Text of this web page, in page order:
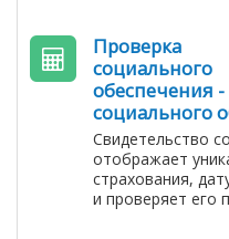
Проверка
социального
обеспечения
социального
Свидетельство
отображает
страхования,
и проверяет его